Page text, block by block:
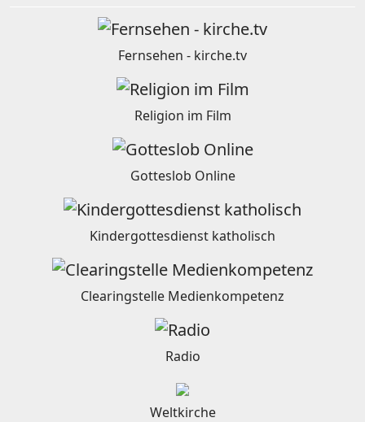
Fernsehen - kirche.tv
Religion im Film
Gotteslob Online
Kindergottesdienst katholisch
Clearingstelle Medienkompetenz
Radio
Weltkirche